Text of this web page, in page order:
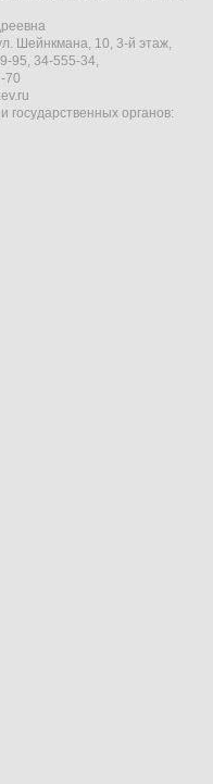
Шейнкмана, 10, 3-й этаж,
95, 34-555-34,
70
государственных органов: